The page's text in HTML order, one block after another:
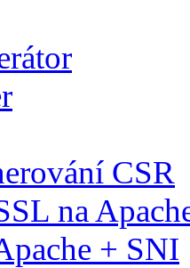
CSR
na
+ SNI